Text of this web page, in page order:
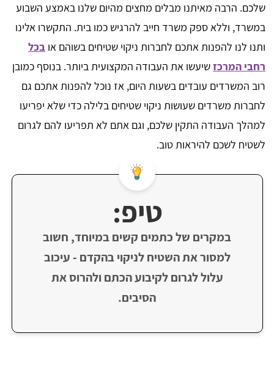
שלכם. הרבה מאיתנו מבלים מחצים מהיום שלנו באמצע השבוע
במשרד, וללא ספק משרד חייב להרגיש כמו בית. התקשרו אלינו
ותנו לנו להפנות אתכם לחברות ניקוי שטיחים בשוהם או בכל
רחבי המרכזשיעשו את העבודה המקצועית ביותר. בנוסף כמובן
רוב המשרדים עובדים בשעות היום, אז נוכל להפנות אתכם גם
לחברות משרדים שעושות ניקוי שטיחים בלילה כדי שלא יפריעו
למהלך העבודה התקין שלכם, וגם אתם לא תפריעו להם לגרום
לשטיח לשכם להיראות טוב.
טיפ:
במקרים של כתמים קשים במיוחד, חשוב
למסור את השטיח לניקוי בהקדם - עיכוב
עלול לגרום לקיבוע הכתם ולהרוס את
הסיבים.